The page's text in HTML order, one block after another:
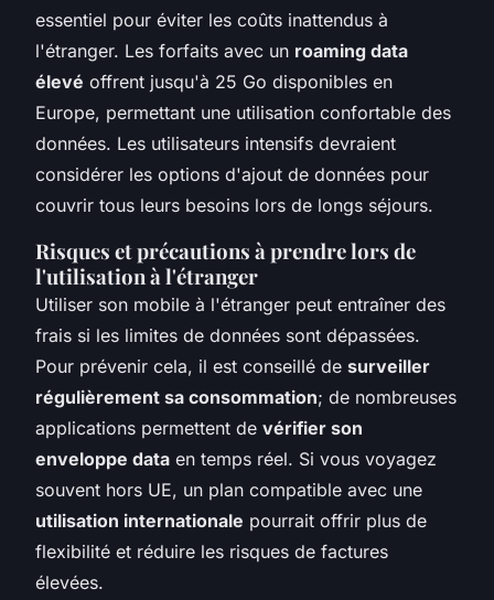
essentiel pour éviter les coûts inattendus à
l'étranger. Les forfaits avec un roaming data
élevé offrent jusqu'à 25 Go disponibles en
Europe, permettant une utilisation confortable des
données. Les utilisateurs intensifs devraient
considérer les options d'ajout de données pour
couvrir tous leurs besoins lors de longs séjours.
Risques et précautions à prendre lors de
l'utilisation à l'étranger
Utiliser son mobile à l'étranger peut entraîner des
frais si les limites de données sont dépassées.
Pour prévenir cela, il est conseillé de surveiller
régulièrement sa consommation; de nombreuses
applications permettent de vérifier son
enveloppe data en temps réel. Si vous voyagez
souvent hors UE, un plan compatible avec une
utilisation internationale pourrait offrir plus de
flexibilité et réduire les risques de factures
élevées.